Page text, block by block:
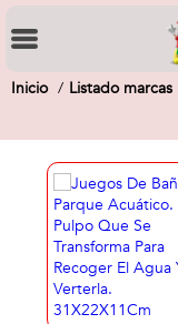
Inicio Listado marcas